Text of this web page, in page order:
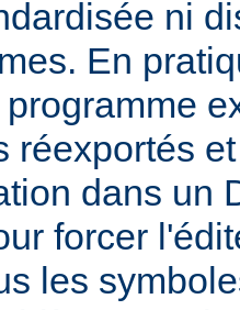
ni
En
réexportés
dans un
forcer
les